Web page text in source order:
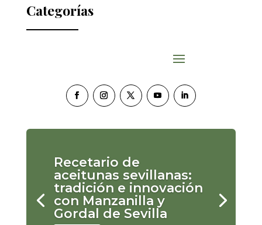
Categorías
Recetario de
aceitunas sevillanas:
tradición e innovación
con Manzanilla y
Gordal de Sevilla